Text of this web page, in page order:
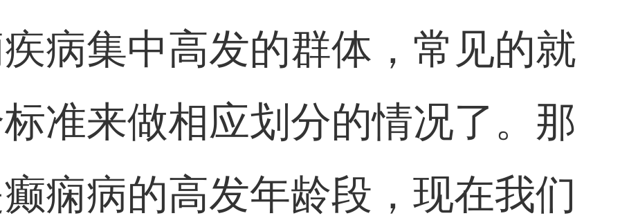
病集中高发的群体，常见的就
准来做相应划分的情况了。那
痫病的高发年龄段，现在我们